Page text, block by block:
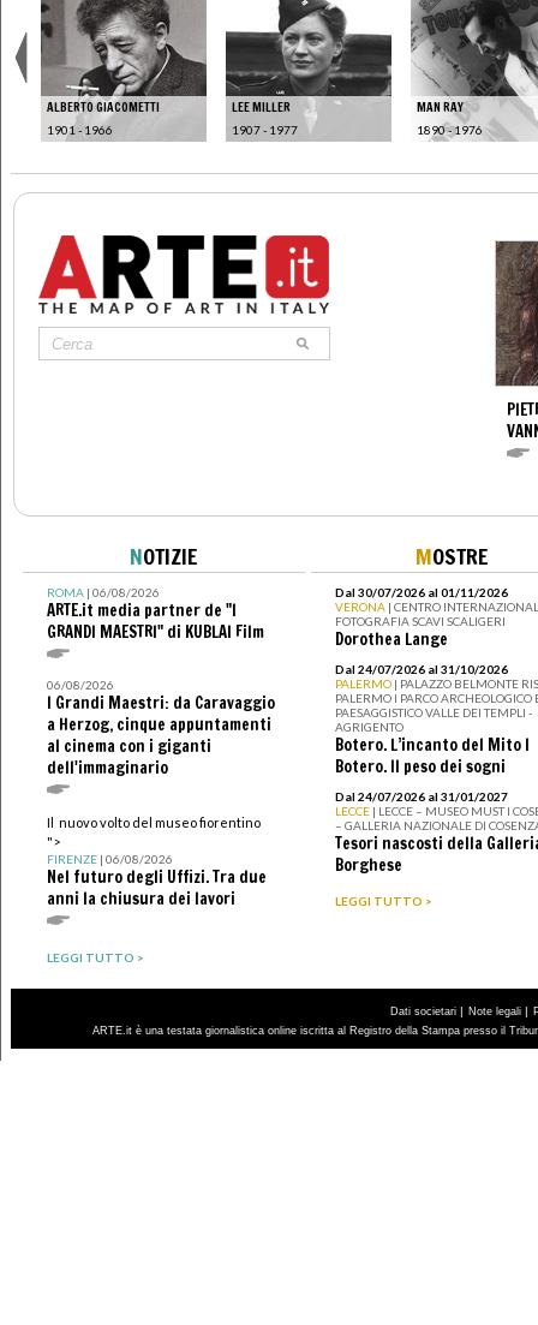
ALBERTO GIACOMETTI
1901 - 1966
LEE MILLER
1907 - 1977
MAN RAY
1890 - 1976
NOTIZIE
ROMA| 06/08/2026
ARTE.it media partner de "I
GRANDI MAESTRI" di KUBLAI Film
06/08/2026
I Grandi Maestri: da Caravaggio
a Herzog, cinque appuntamenti
al cinema con i giganti
dell'immaginario
Il nuovo volto del museo fiorentino
">
FIRENZE| 06/08/2026
Nel futuro degli Uffizi. Tra due
anni la chiusura dei lavori
LEGGI TUTTO >
MOSTRE
Dal 30/07/2026 al 01/11/2026
VERONA | CENTRO
FOTOGRAFIA SCAVI SCALIGERI
Dorothea Lange
Dal 24/07/2026 al 31/10/2026
PALERMO | PALAZZO BELMONTE
PALERMO I PARCO ARCHEOLOGICO
PAESAGGISTICO VALLE DEI TEMPLI -
AGRIGENTO
Botero. L’incanto del Mito I
Botero. Il peso dei sogni
Dal 24/07/2026 al 31/01/2027
LECCE | LECCE – MUSEO MUST I
– GALLERIA NAZIONALE DI
Tesori nascosti della
Borghese
LEGGI TUTTO >
Dati societari | Note legali |
ARTE.it è una testata giornalistica online iscritta al Registro della Stampa presso il